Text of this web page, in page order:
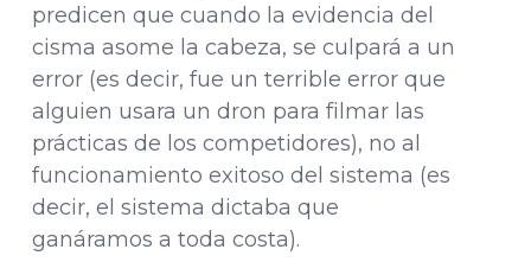
predicen que cuando la evidencia del
cisma asome la cabeza, se culpará a un
error (es decir, fue un terrible error que
alguien usara un dron para filmar las
prácticas de los competidores), no al
funcionamiento exitoso del sistema (es
decir, el sistema dictaba que
ganáramos a toda costa).